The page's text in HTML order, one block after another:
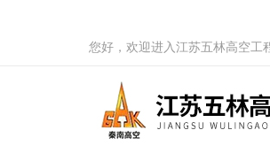
您好，欢迎进入江苏五林高空工